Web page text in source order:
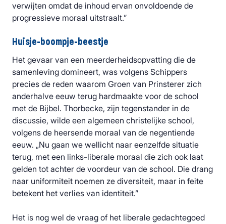
verwijten omdat de inhoud ervan onvoldoende de
progressieve moraal uitstraalt.”
Huisje-boompje-beestje
Het gevaar van een meerderheidsopvatting die de
samenleving domineert, was volgens Schippers
precies de reden waarom Groen van Prinsterer zich
anderhalve eeuw terug hardmaakte voor de school
met de Bijbel. Thorbecke, zijn tegenstander in de
discussie, wilde een algemeen christelijke school,
volgens de heersende moraal van de negentiende
eeuw. „Nu gaan we wellicht naar eenzelfde situatie
terug, met een links-liberale moraal die zich ook laat
gelden tot achter de voordeur van de school. Die drang
naar uniformiteit noemen ze diversiteit, maar in feite
betekent het verlies van identiteit.”
Het is nog wel de vraag of het liberale gedachtegoed